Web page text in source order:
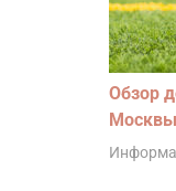
Обзор
Москвы